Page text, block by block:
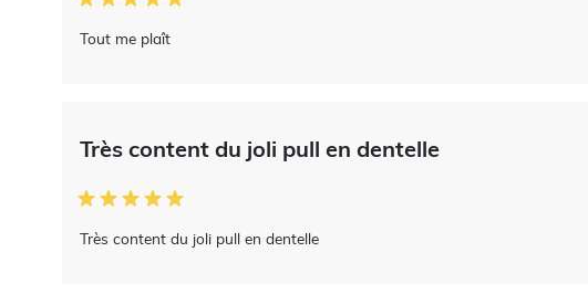
Tout me plaît
Très content du joli pull en dentelle
Très content du joli pull en dentelle